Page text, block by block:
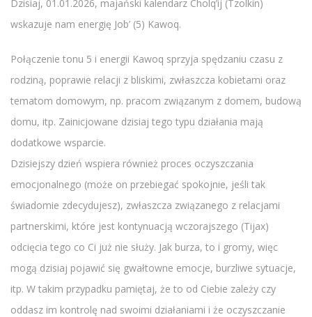
Dzisiaj, 01.01.2026, majański kalendarz Cholq’ij (Tzolkin)
wskazuje nam energię Job’ (5) Kawoq.
Połączenie tonu 5 i energii Kawoq sprzyja spędzaniu czasu z
rodziną, poprawie relacji z bliskimi, zwłaszcza kobietami oraz
tematom domowym, np. pracom związanym z domem, budową
domu, itp. Zainicjowane dzisiaj tego typu działania mają
dodatkowe wsparcie.
Dzisiejszy dzień wspiera również proces oczyszczania
emocjonalnego (może on przebiegać spokojnie, jeśli tak
świadomie zdecydujesz), zwłaszcza związanego z relacjami
partnerskimi, które jest kontynuacją wczorajszego (Tijax)
odcięcia tego co Ci już nie służy. Jak burza, to i gromy, więc
mogą dzisiaj pojawić się gwałtowne emocje, burzliwe sytuacje,
itp. W takim przypadku pamiętaj, że to od Ciebie zależy czy
oddasz im kontrolę nad swoimi działaniami i że oczyszczanie